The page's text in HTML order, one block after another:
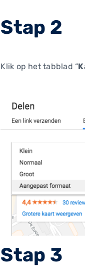
Stap 2
Klik op het tabblad “
Stap 3